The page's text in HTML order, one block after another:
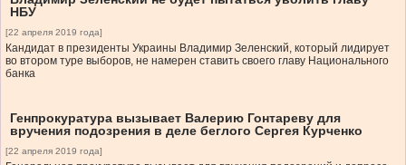
НБУ
[22 апреля 2019 года]
Кандидат в президенты Украины Владимир Зеленский, который лидирует
во втором туре выборов, не намерен ставить своего главу Национального
банка
Генпрокуратура вызывает Валерию Гонтареву для
вручения подозрения в деле беглого Сергея Курченко
[22 апреля 2019 года]